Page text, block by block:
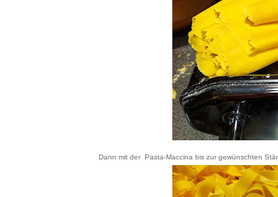
Dann mit der Pasta-Maccina bis zur gewünschten